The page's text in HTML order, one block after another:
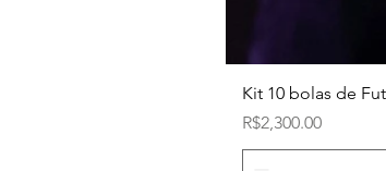
Kit 10 bolas de
Price
R$2,300.00